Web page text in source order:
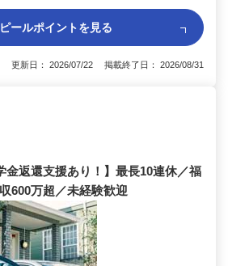
ールポイントを見る
更新日： 2026/07/22 掲載終了日： 2026/08/31
金返還支援あり！】最長10連休／福
600万超／未経験歓迎